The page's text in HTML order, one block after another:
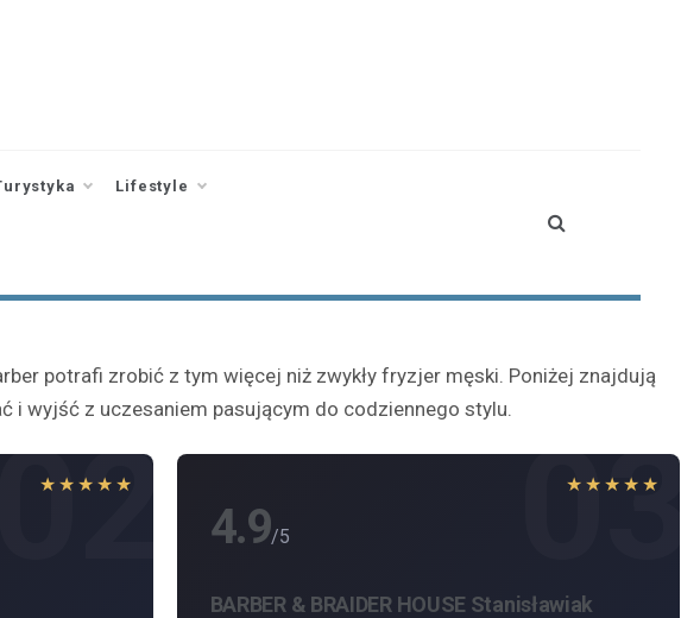
Lifestyle
potrafi zrobić z tym więcej niż zwykły fryzjer męski. Poniżej znajdują
i wyjść z uczesaniem pasującym do codziennego stylu.
★★★★★ 03
★★★★★
4.9/5
BARBER & BRAIDER HOUSE Stanisławiak